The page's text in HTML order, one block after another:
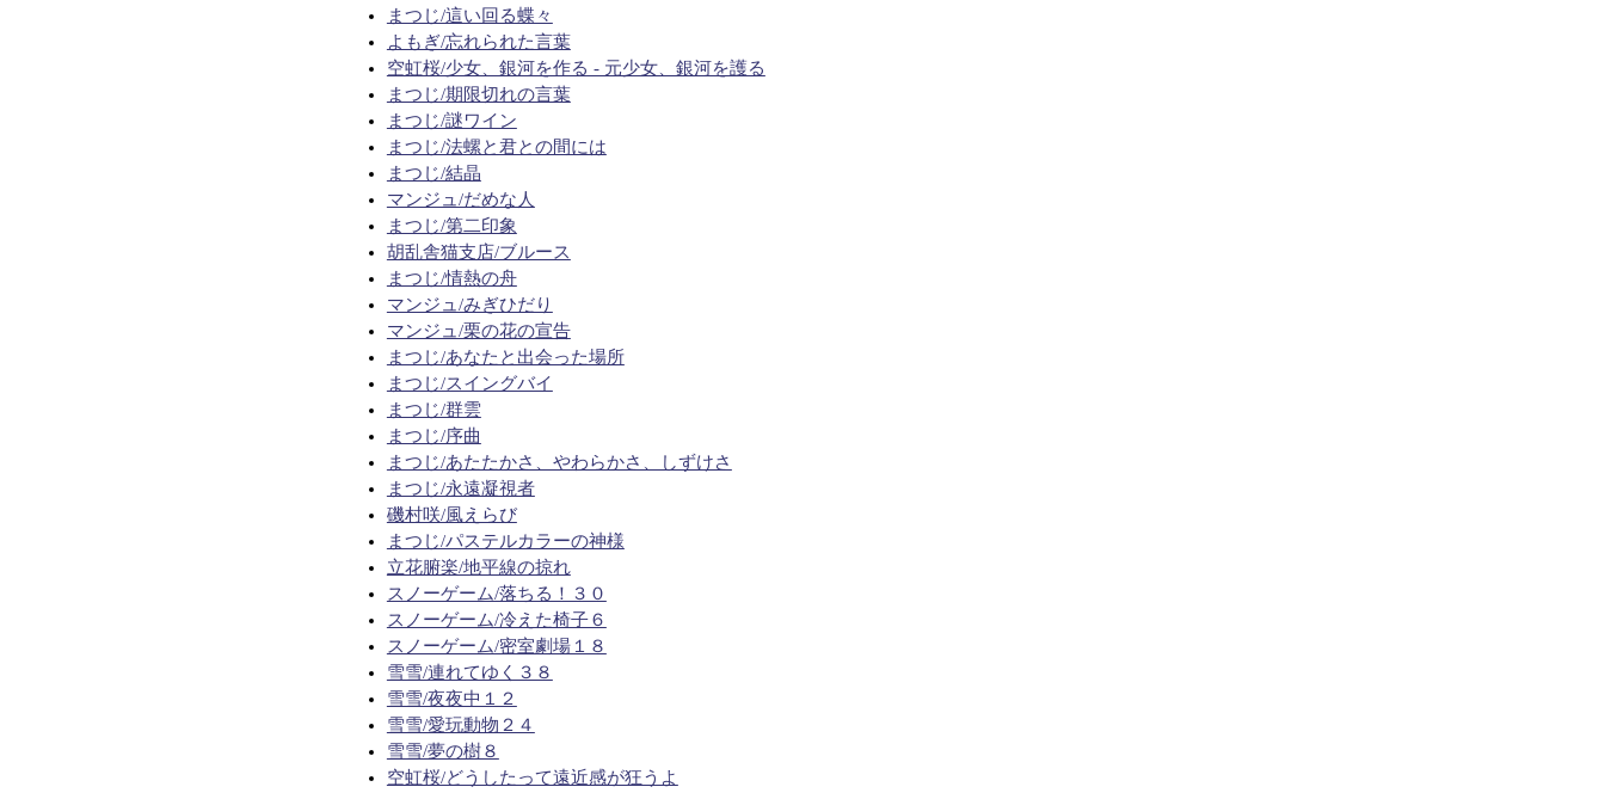
まつじ/這い回る蝶々
よもぎ/忘れられた言葉
空虹桜/少女、銀河を作る - 元少女、銀河を護る
まつじ/期限切れの言葉
まつじ/謎ワイン
まつじ/法螺と君との間には
まつじ/結晶
マンジュ/だめな人
まつじ/第二印象
胡乱舎猫支店/ブルース
まつじ/情熱の舟
マンジュ/みぎひだり
マンジュ/栗の花の宣告
まつじ/あなたと出会った場所
まつじ/スイングバイ
まつじ/群雲
まつじ/序曲
まつじ/あたたかさ、やわらかさ、しずけさ
まつじ/永遠凝視者
磯村咲/風えらび
まつじ/パステルカラーの神様
立花腑楽/地平線の掠れ
スノーゲーム/落ちる！３０
スノーゲーム/冷えた椅子６
スノーゲーム/密室劇場１８
雪雪/連れてゆく３８
雪雪/夜夜中１２
雪雪/愛玩動物２４
雪雪/夢の樹８
空虹桜/どうしたって遠近感が狂うよ